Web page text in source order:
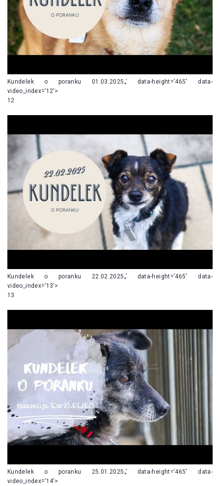
Kundelek o poranku 01.03.2025„’ data-height=’465′ data-
video_index=’12’>
12
Kundelek o poranku 22.02.2025„’ data-height=’465′ data-
video_index=’13’>
13
Kundelek o poranku 25.01.2025„’ data-height=’465′ data-
video_index=’14’>